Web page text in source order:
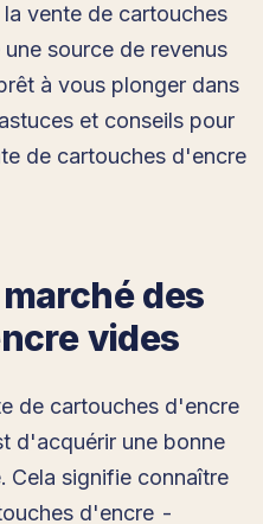
vente de cartouches
source de revenus
à vous plonger dans
et conseils pour
de cartouches d'encre
des
vides
de cartouches d'encre
d'acquérir une bonne
Cela signifie connaître
d'encre -